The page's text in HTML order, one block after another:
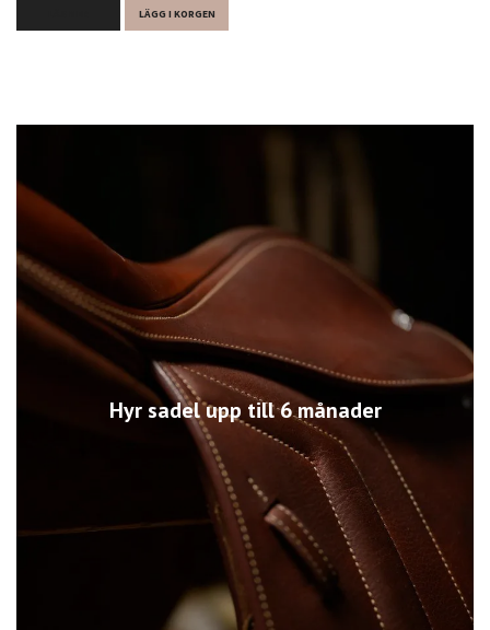
Hyr sadel upp till 6 månader
LÄGG I KORGEN